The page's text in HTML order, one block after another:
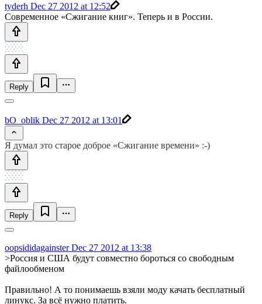
tyderh Dec 27 2012 at 12:52
Современное «Сжигание книг». Теперь и в России.
Reply
bO_oblik Dec 27 2012 at 13:01
Я думал это старое доброе «Сжигание времени» :-)
Reply
oopsididagainsterDec 27 2012 at 13:38
>Россия и США будут совместно бороться со свободным
файлообменом
Правильно! А то понимаешь взяли моду качать бесплатный
линукс. За всё нужно платить.